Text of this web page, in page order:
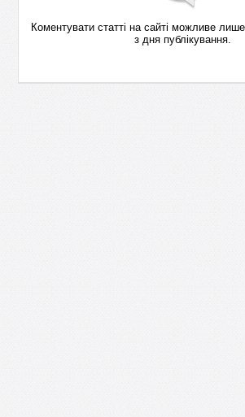
Коментувати статті на сайті можливе
з дня публікування.